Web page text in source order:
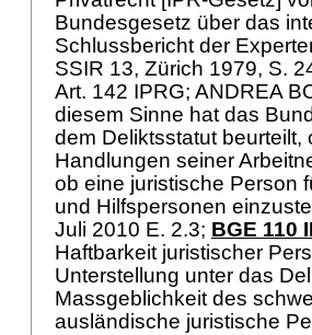
Bundesgesetz über das
Schlussbericht der
SSIR 13, Zürich 1979, S.
Art. 142 IPRG; ANDREA
diesem Sinne hat das
dem Deliktsstatut
Handlungen seiner
ob eine juristische Person
und Hilfspersonen
Juli 2010 E. 2.3; BGE 110
Haftbarkeit juristischer
Unterstellung unter das
Massgeblichkeit des
ausländische juristische